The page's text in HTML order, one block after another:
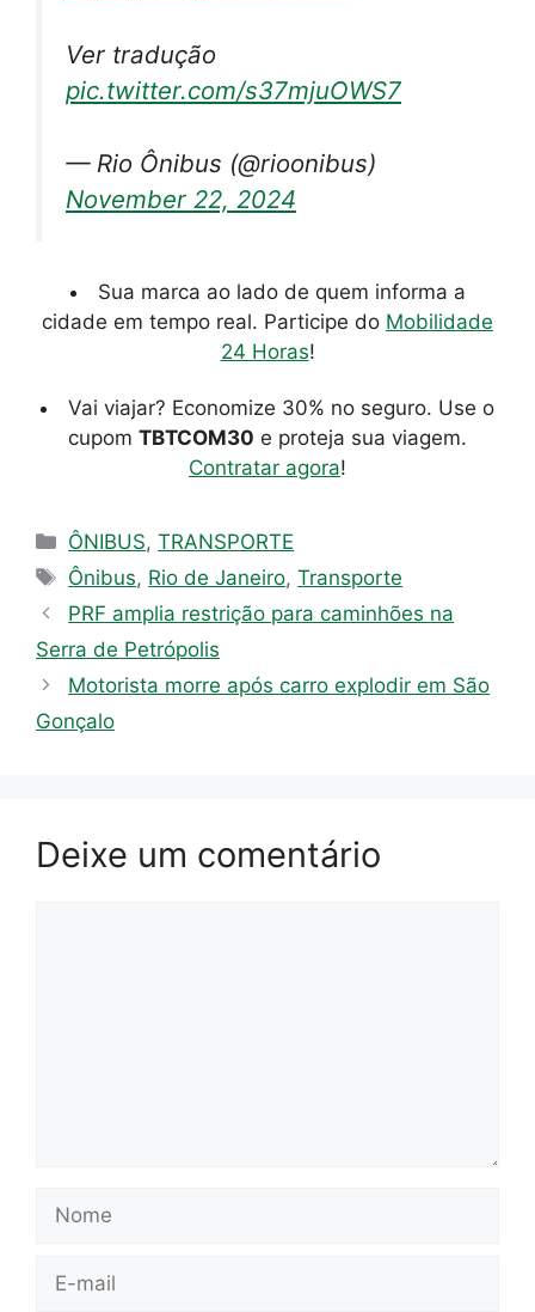
Ver tradução
pic.twitter.com/s37mjuOWS7
— Rio Ônibus (@rioonibus)
November 22, 2024
Sua marca ao lado de quem informa a
cidade em tempo real. Participe do Mobilidade
24 Horas!
Vai viajar? Economize 30% no seguro. Use o
cupom TBTCOM30 e proteja sua viagem.
Contratar agora!
Categorias
ÔNIBUS,TRANSPORTE
Tags
Ônibus, Rio de Janeiro,Transporte
PRF amplia restrição para caminhões na
Serra de Petrópolis
Motorista morre após carro explodir em São
Gonçalo
Deixe um comentário
Nome